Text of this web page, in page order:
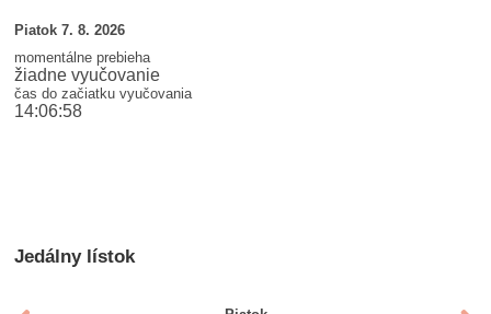
Piatok 7. 8. 2026
momentálne prebieha
žiadne vyučovanie
čas do začiatku vyučovania
14:06:56
Jedálny lístok